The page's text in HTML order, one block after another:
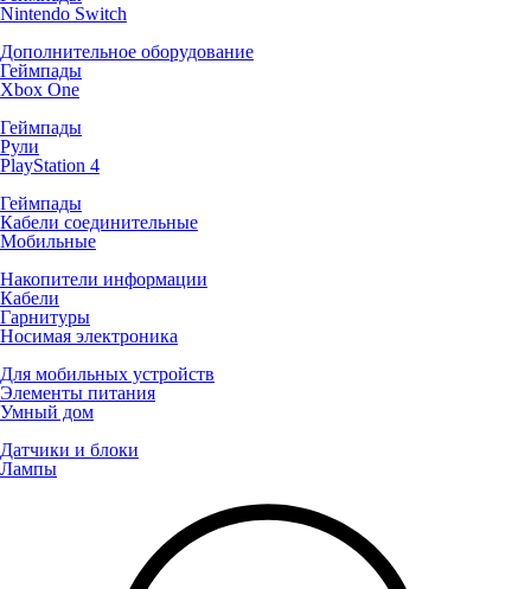
Nintendo Switch
Дополнительное оборудование
Геймпады
Xbox One
Геймпады
Рули
PlayStation 4
Геймпады
Кабели соединительные
Мобильные
Накопители информации
Кабели
Гарнитуры
Носимая электроника
Для мобильных устройств
Элементы питания
Умный дом
Датчики и блоки
Лампы